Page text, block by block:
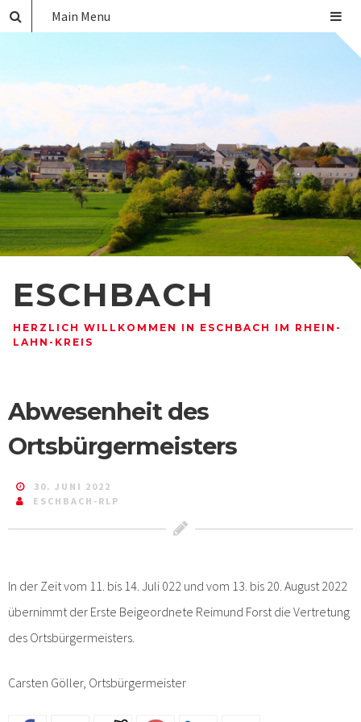
ESCHBACH
HERZLICH WILLKOMMEN IN ESCHBACH IM RHEIN-
LAHN-KREIS
Main Menu
Abwesenheit des
Ortsbürgermeisters
30. JUNI 2022
ESCHBACH-RLP
In der Zeit vom 11. bis 14. Juli 022 und vom 13. bis 20. August 2022
übernimmt der Erste Beigeordnete Reimund Forst die Vertretung
des Ortsbürgermeisters.
Carsten Göller, Ortsbürgermeister